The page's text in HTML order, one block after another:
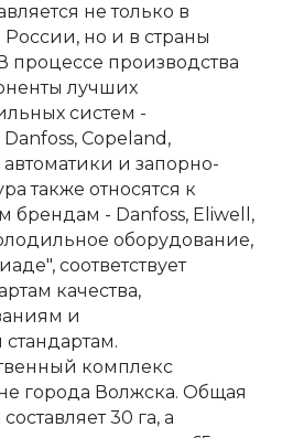
51-
не только в
но и в страны
процессе производства
лучших
систем -
Copeland,
и запорно-
также относятся к
брендам - Danfoss, Eliwell,
оборудование,
соответствует
качества,
и
комплекс
города Волжска. Общая
30 га, а